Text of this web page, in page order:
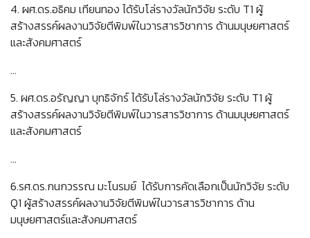
4. ผศ.ดร.อธิคม เทียนทอง ได้รับโล่รางวัลนักวิจัย ระดับ T1 ผู้
สร้างสรรค์ผลงานวิจัยตีพิมพ์ในวารสารวิชาการ ด้านมนุษยศาสตร์
และสังคมศาสตร์
...
5. ผศ.ดร.อรัญญา บุทธิจักร์ ได้รับโล่รางวัลนักวิจัย ระดับ T1 ผู้
สร้างสรรค์ผลงานวิจัยตีพิมพ์ในวารสารวิชาการ ด้านมนุษยศาสตร์
และสังคมศาสตร์
…
6.รศ.ดร.กนกวรรณ มะโนรมย์ ได้รับการคัดเลือกเป็นนักวิจัย ระดับ
Q1 ผู้สร้างสรรค์ผลงานวิจัยตีพิมพ์ในวารสารวิชาการ ด้าน
มนุษยศาสตร์และสังคมศาสตร์